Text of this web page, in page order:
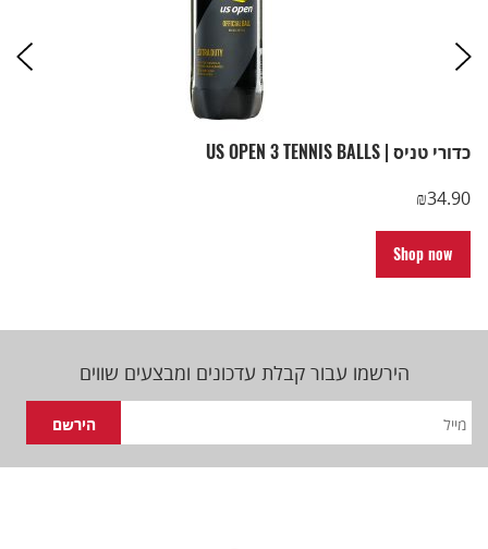
כדורי טניס | US OPEN 3 TENNIS BALLS
₪34.90
Shop now
הירשמו עבור קבלת עדכונים ומבצעים שווים